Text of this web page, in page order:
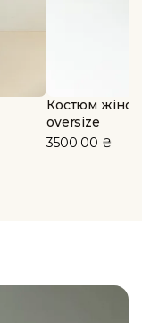
Костюм
oversize
3500.00 ₴